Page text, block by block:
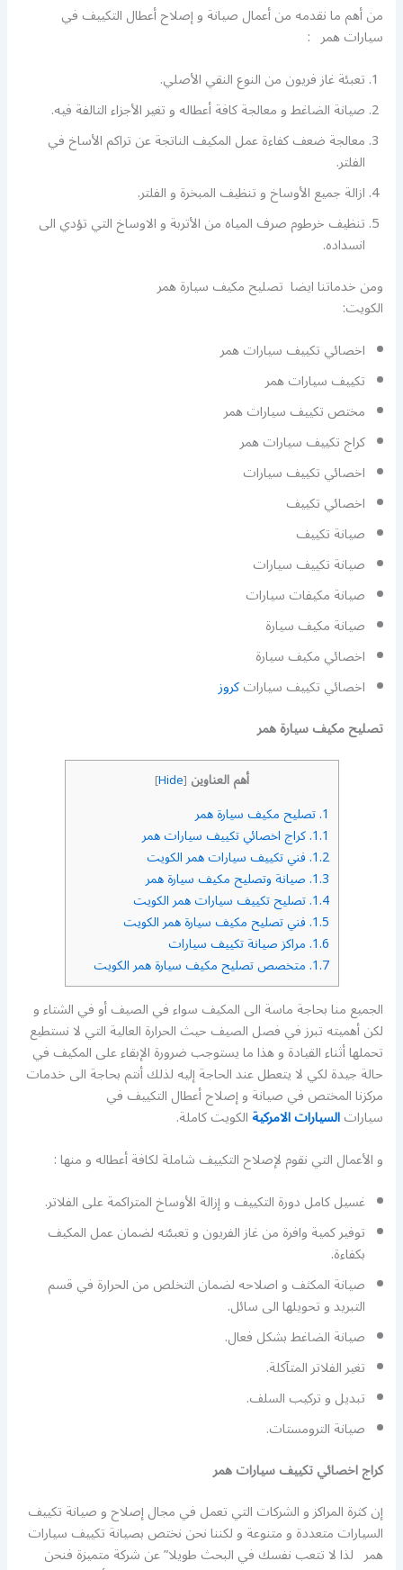
من أهم ما نقدمه من أعمال صيانة و إصلاح أعطال التكييف في
سيارات همر :
تعبئة غاز فريون من النوع النقي الأصلي.
صيانة الضاغط و معالجة كافة أعطاله و تغير الأجزاء التالفة فيه.
معالجة ضعف كفاءة عمل المكيف الناتجة عن تراكم الأساخ في
الفلتر.
ازالة جميع الأوساخ و تنظيف المبخرة و الفلتر.
تنظيف خرطوم صرف المياه من الأتربة و الاوساخ التي تؤدي الى
انسداده.
ومن خدماتنا ايضا تصليح مكيف سيارة همر
الكويت:
اخصائي تكييف سيارات همر
تكييف سيارات همر
مختص تكييف سيارات همر
كراج تكييف سيارات همر
اخصائي تكييف سيارات
اخصائي تكييف
صيانة تكييف
صيانة تكييف سيارات
صيانة مكيفات سيارات
صيانة مكيف سيارة
اخصائي مكيف سيارة
اخصائي تكييف سياراتكروز
تصليح مكيف سيارة همر
أهم العناوين [
Hide
]
1. تصليح مكيف سيارة همر
1.1. كراج اخصائي تكييف سيارات همر
1.2. فني تكييف سيارات همر الكويت
1.3. صيانة وتصليح مكيف سيارة همر
1.4. تصليح تكييف سيارات همر الكويت
1.5. فني تصليح مكيف سيارة همر الكويت
1.6. مراكز صيانة تكييف سيارات
1.7. متخصص تصليح مكيف سيارة همر الكويت
الجميع منا بحاجة ماسة الى المكيف سواء في الصيف أو في الشتاء و
لكن أهميته تبرز في فصل الصيف حيث الحرارة العالية التي لا نستطيع
تحملها أثناء القيادة و هذا ما يستوجب ضرورة الإبقاء على المكيف في
حالة جيدة لكي لا يتعطل عند الحاجة إليه لذلك أنتم بحاجة الى خدمات
مركزنا المختص في صيانة و إصلاح أعطال التكييف في
سياراتالسيارات الامركيةالكويت كاملة.
و الأعمال التي نقوم لإصلاح التكييف شاملة لكافة أعطاله و منها :
غسيل كامل دورة التكييف و إزالة الأوساخ المتراكمة على الفلاتر.
توفير كمية وافرة من غاز الفريون و تعبئته لضمان عمل المكيف
بكفاءة.
صيانة المكثف و اصلاحه لضمان التخلص من الحرارة في قسم
التبريد و تحويلها الى سائل.
صيانة الضاغط بشكل فعال.
تغير الفلاتر المتآكلة.
تبديل و تركيب السلف.
صيانة الترومستات.
كراج اخصائي تكييف سيارات همر
إن كثرة المراكز و الشركات التي تعمل في مجال إصلاح و صيانة تكييف
السيارات متعددة و متنوعة و لكننا نحن نختص بصيانة تكييف سيارات
همر لذا لا تتعب نفسك في البحث طويلا” عن شركة متميزة فنحن